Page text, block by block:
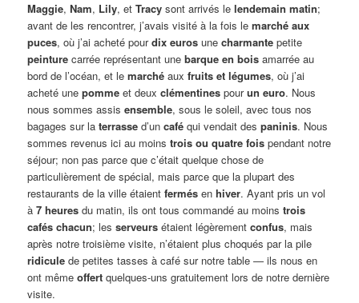
Maggie,Nam, Lily, etTracy sont arrivés lelendemain matin;
avant de les rencontrer, j’avais visité à la fois lemarché aux
puces, où j’ai acheté pourdix euros unecharmante petite
peinture carrée représentant unebarque en bois amarrée au
bord de l’océan, et lemarché auxfruits et légumes, où j’ai
acheté unepomme et deuxclémentines pourun euro. Nous
nous sommes assisensemble, sous le soleil, avec tous nos
bagages sur laterrasse d’uncafé qui vendait despaninis. Nous
sommes revenus ici au moinstrois ou quatre fois pendant notre
séjour; non pas parce que c’était quelque chose de
particulièrement de spécial, mais parce que la plupart des
restaurants de la ville étaientfermés enhiver. Ayant pris un vol
à7 heures du matin, ils ont tous commandé au moinstrois
cafés chacun; lesserveurs étaient légèrementconfus, mais
après notre troisième visite, n’étaient plus choqués par la pile
ridicule de petites tasses à café sur notre table — ils nous en
ont mêmeoffert quelques-uns gratuitement lors de notre dernière
visite.